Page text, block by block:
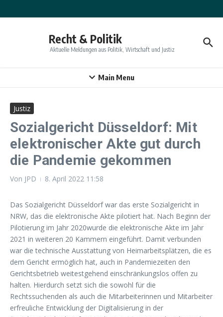
Recht & Politik
Aktuelle Meldungen aus Politik, Wirtschaft und Justiz
Main Menu
Justiz
Sozialgericht Düsseldorf: Mit
elektronischer Akte gut durch
die Pandemie gekommen
Von JPD 8. April 2022 11:58
Das Sozialgericht Düsseldorf war das erste Sozialgericht in
NRW, das die elektronische Akte pilotiert hat. Nach Beginn der
Pilotierung im Jahr 2020wurde die elektronische Akte im Jahr
2021 in weiteren 20 Kammern eingeführt. Damit verbunden
war die technische Ausstattung von Heimarbeitsplätzen, die es
dem Gericht ermöglich hat, auch in Pandemiezeiten den
Gerichtsbetrieb weitestgehend einschränkungslos offen zu
halten. Hierdurch setzt sich die sowohl für die
Rechtssuchenden als auch die Mitarbeiterinnen und Mitarbeiter
erfreuliche Entwicklung der Digitalisierung in der